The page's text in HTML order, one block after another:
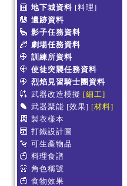
地下城資料 [料理]
遺跡資料
影子任務資料
劇場任務資料
訓練所資料
使徒突襲任務資料
烈焰見習騎士團資料
武器改造模擬 [細工]
武器聚能 [效果] [材料]
製衣樣本
打鐵設計圖
可生產物品
料理食譜
角色稱號
食物效果